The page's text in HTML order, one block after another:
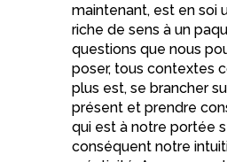
maintenant, est en soi
riche de sens à un
questions que nous
poser, tous contextes
plus est, se brancher
présent et prendre
qui est à notre portée
conséquent notre